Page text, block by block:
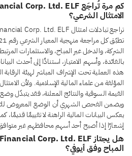
الامتثال الشرعي؟
الشركة، والدخل غير المباح، والاستثمارات
بالفائدة، وأسهم الامتياز، استنادًا إلى أحدث
هذه العملية تحت الإشراف المباشر لهيئة
المؤلفة من علماء المالية الإسلامية. ولأن
القيمة السوقية والنتائج المعلنة، فقد يتبدّل
يعكس البيانات المالية الراهنة لا تقييمًا
إشعارًا إذا أصبح أحد أسهم محافظهم غير
المباح وفق أيوفي؟